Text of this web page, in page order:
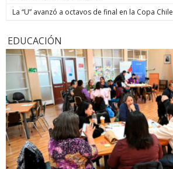
La “U” avanzó a octavos de final en la Copa Chile
EDUCACIÓN